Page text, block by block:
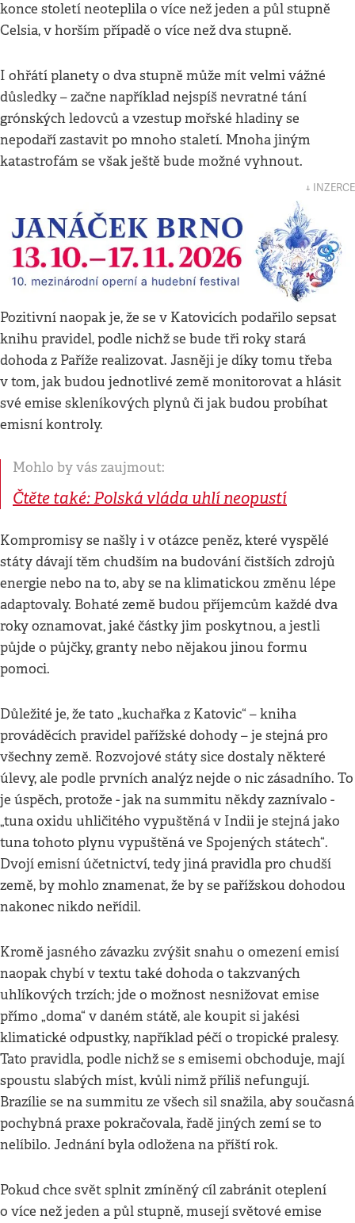
konce století neoteplila o více než jeden a půl stupně
Celsia, v horším případě o více než dva stupně.
I ohřátí planety o dva stupně může mít velmi vážné
důsledky – začne například nejspíš nevratné tání
grónských ledovců a vzestup mořské hladiny se
nepodaří zastavit po mnoho staletí. Mnoha jiným
katastrofám se však ještě bude možné vyhnout.
↓ INZERCE
Pozitivní naopak je, že se v Katovicích podařilo sepsat
knihu pravidel, podle nichž se bude tři roky stará
dohoda z Paříže realizovat. Jasněji je díky tomu třeba
v tom, jak budou jednotlivé země monitorovat a hlásit
své emise skleníkových plynů či jak budou probíhat
emisní kontroly.
Mohlo by vás zaujmout:
Čtěte také: Polská vláda uhlí neopustí
Kompromisy se našly i v otázce peněz, které vyspělé
státy dávají těm chudším na budování čistších zdrojů
energie nebo na to, aby se na klimatickou změnu lépe
adaptovaly. Bohaté země budou příjemcům každé dva
roky oznamovat, jaké částky jim poskytnou, a jestli
půjde o půjčky, granty nebo nějakou jinou formu
pomoci.
Důležité je, že tato „kuchařka z Katovic“ – kniha
prováděcích pravidel pařížské dohody – je stejná pro
všechny země. Rozvojové státy sice dostaly některé
úlevy, ale podle prvních analýz nejde o nic zásadního. To
je úspěch, protože - jak na summitu někdy zaznívalo -
„tuna oxidu uhličitého vypuštěná v Indii je stejná jako
tuna tohoto plynu vypuštěná ve Spojených státech“.
Dvojí emisní účetnictví, tedy jiná pravidla pro chudší
země, by mohlo znamenat, že by se pařížskou dohodou
nakonec nikdo neřídil.
Kromě jasného závazku zvýšit snahu o omezení emisí
naopak chybí v textu také dohoda o takzvaných
uhlíkových trzích; jde o možnost nesnižovat emise
přímo „doma“ v daném státě, ale koupit si jakési
klimatické odpustky, například péčí o tropické pralesy.
Tato pravidla, podle nichž se s emisemi obchoduje, mají
spoustu slabých míst, kvůli nimž příliš nefungují.
Brazílie se na summitu ze všech sil snažila, aby současná
pochybná praxe pokračovala, řadě jiných zemí se to
nelíbilo. Jednání byla odložena na příští rok.
Pokud chce svět splnit zmíněný cíl zabránit oteplení
o více než jeden a půl stupně, musejí světové emise